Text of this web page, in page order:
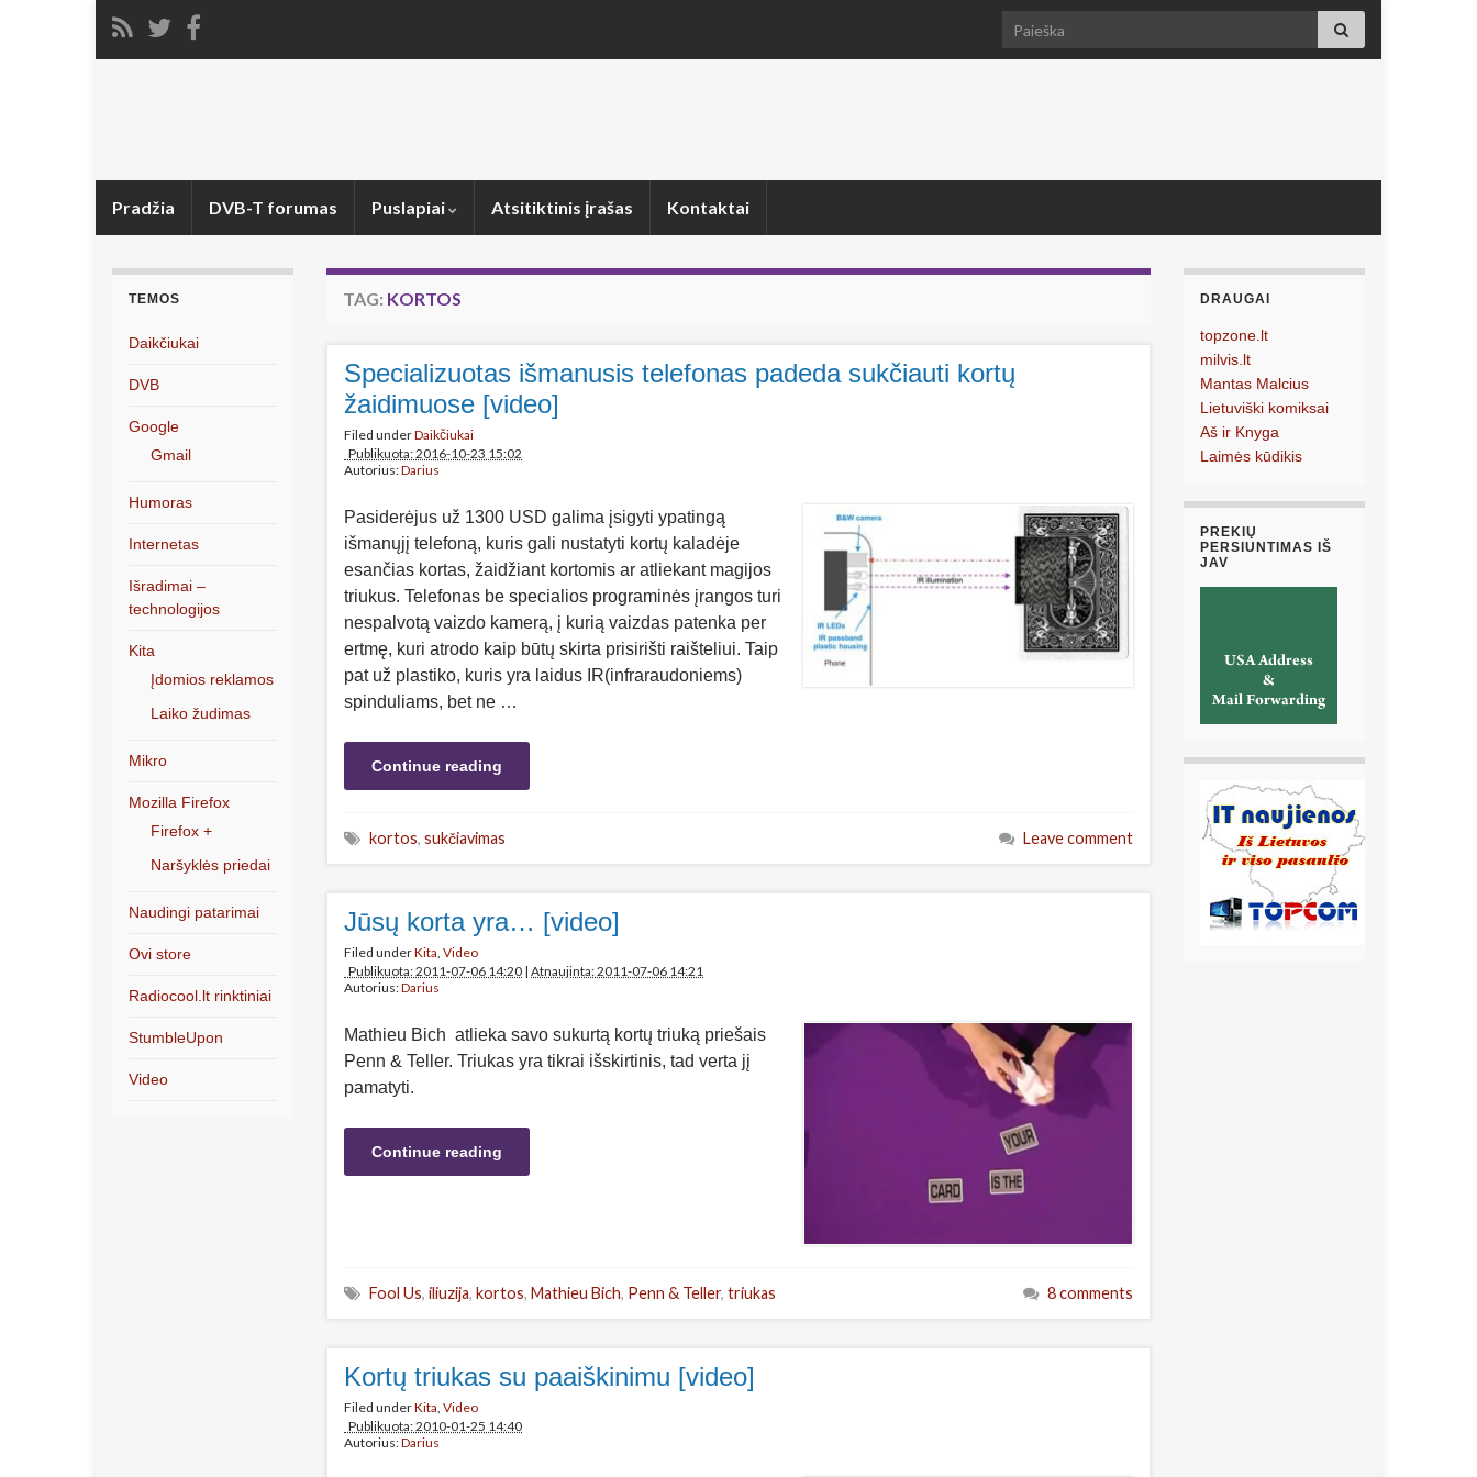
Search for:
Pradžia DVB-T forumas Puslapiai Atsitiktinis įrašas Kontaktai
TAG: KORTOS
Specializuotas išmanusis telefonas padeda sukčiauti kortų
žaidimuose [video]
Filed underDaikčiukai
Publikuota: 2016-10-23 15:02
Autorius:Darius
Pasiderėjus už 1300 USD galima įsigyti ypatingą
išmanųjį telefoną, kuris gali nustatyti kortų kaladėje
esančias kortas, žaidžiant kortomis ar atliekant magijos
triukus. Telefonas be specialios programinės įrangos turi
nespalvotą vaizdo kamerą, į kurią vaizdas patenka per
ertmę, kuri atrodo kaip būtų skirta prisirišti raišteliui. Taip
pat už plastiko, kuris yra laidus IR(infraraudoniems)
spinduliams, bet ne …
Continue reading
kortos, sukčiavimas Leave comment
Jūsų korta yra… [video]
Filed underKita, Video
Publikuota: 2011-07-06 14:20 | Atnaujinta: 2011-07-06 14:21
Autorius:Darius
Mathieu Bich atlieka savo sukurtą kortų triuką priešais
Penn & Teller. Triukas yra tikrai išskirtinis, tad verta jį
pamatyti.
Continue reading
Fool Us, iliuzija, kortos, Mathieu Bich, Penn & Teller, triukas 8 comments
Kortų triukas su paaiškinimu [video]
Filed underKita Video
Publikuota: 2010-01-25 14:40
Autorius:Darius
TEMOS
Daikčiukai
DVB
Google
Gmail
Humoras
Internetas
Išradimai –
technologijos
Kita
Įdomios reklamos
Laiko žudimas
Mikro
Mozilla Firefox
Firefox +
Naršyklės priedai
Naudingi patarimai
Ovi store
Radiocool.lt rinktiniai
StumbleUpon
Video
DRAUGAI
topzone.lt
milvis.lt
Mantas Malcius
Lietuviški komiksai
Aš ir Knyga
Laimės kūdikis
PREKIŲ
PERSIUNTIMAS IŠ
JAV